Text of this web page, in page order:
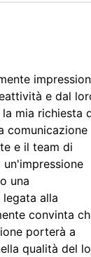
e dal
mia richiesta
comunicazione
e il team di
una
alla
convinta
porterà a
qualità del